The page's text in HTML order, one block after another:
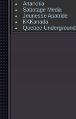
Anarkhia
Sabotage Media
Jeunesse Apatride
KKKanada
Quebec Underground